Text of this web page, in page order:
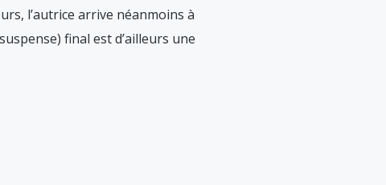
l’autrice arrive néanmoins à
final est d’ailleurs une